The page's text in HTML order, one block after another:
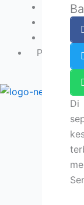
Portofolio
X
Di